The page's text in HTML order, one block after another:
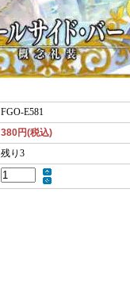
FGO-E581
380円(税込)
残り3